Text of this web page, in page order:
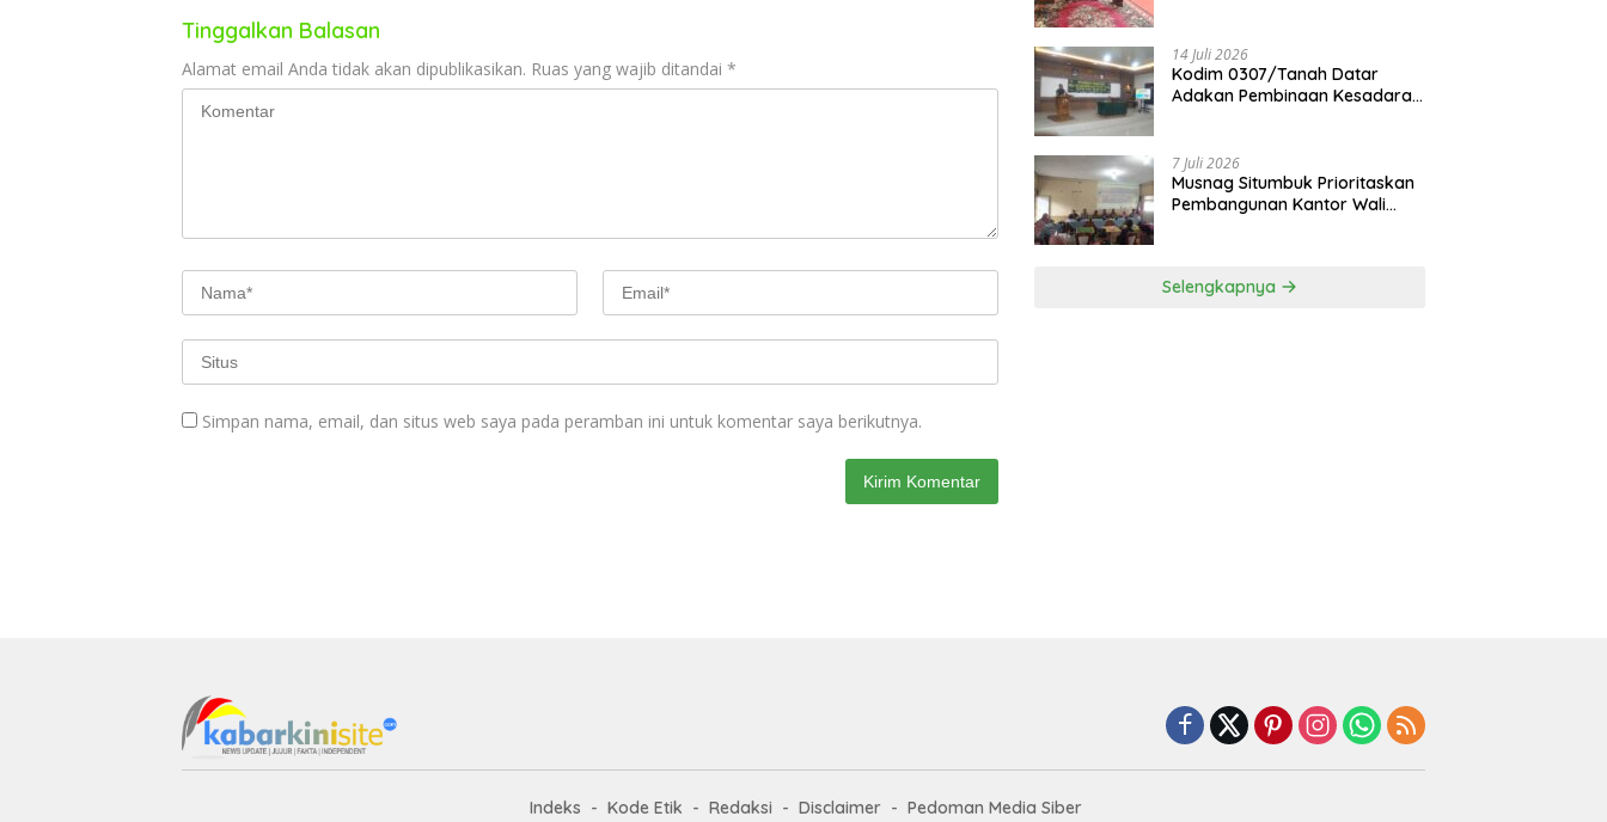
Tinggalkan Balasan
Alamat email Anda tidak akan dipublikasikan. Ruas yang wajib ditandai *
Simpan nama, email, dan situs web saya pada peramban ini untuk komentar saya berikutnya.
14 Juli 2026
Kodim 0307/Tanah Datar
Adakan Pembinaan Kesadaran
7 Juli 2026
Musnag Situmbuk Prioritaskan
Pembangunan Kantor Wali
Selengkapnya
Indeks Kode Etik Redaksi Disclaimer Pedoman Media Siber